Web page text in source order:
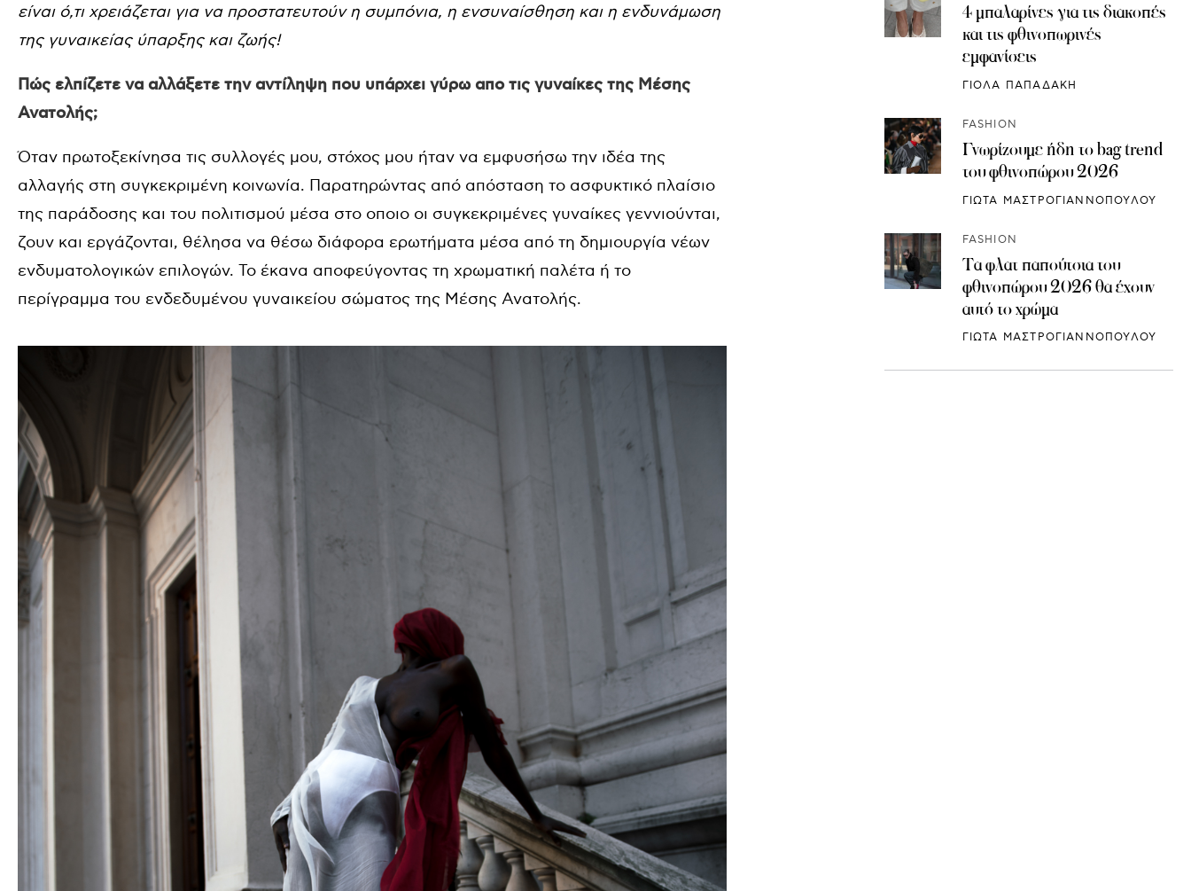
είναι ό,τι χρειάζεται για να προστατευτούν η συμπόνια, η ενσυναίσθηση και η ενδυνάμωση
της γυναικείας ύπαρξης και ζωής!
Πώς ελπίζετε να αλλάξετε την αντίληψη που υπάρχει γύρω απο τις γυναίκες της Μέσης
Ανατολής;
Όταν πρωτοξεκίνησα τις συλλογές μου, στόχος μου ήταν να εμφυσήσω την ιδέα της
αλλαγής στη συγκεκριμένη κοινωνία. Παρατηρώντας από απόσταση το ασφυκτικό πλαίσιο
της παράδοσης και του πολιτισμού μέσα στο οποιο οι συγκεκριμένες γυναίκες γεννιούνται,
ζουν και εργάζονται, θέλησα να θέσω διάφορα ερωτήματα μέσα από τη δημιουργία νέων
ενδυματολογικών επιλογών. Το έκανα αποφεύγοντας τη χρωματική παλέτα ή το
περίγραμμα του ενδεδυμένου γυναικείου σώματος της Μέσης Ανατολής.
4 μπαλαρίνες για τις διακοπές
και τις φθινοπωρινές
εμφανίσεις
ΓΙΟΛΑ ΠΑΠΑΔΑΚΗ
FASHION
Γνωρίζουμε ήδη το bag trend
του φθινοπώρου 2026
ΓΙΩΤΑ ΜΑΣΤΡΟΓΙΑΝΝΟΠΟΥΛΟΥ
FASHION
Τα φλατ παπούτσια του
φθινοπώρου 2026 θα έχουν
αυτό το χρώμα
ΓΙΩΤΑ ΜΑΣΤΡΟΓΙΑΝΝΟΠΟΥΛΟΥ